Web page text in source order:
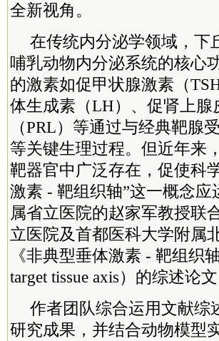
全新视角。
在传统内分泌学领域，下
哺乳动物内分泌系统的核心
的激素如促甲状腺激素（
体生成素（LH）、促肾上
（PRL）等通过与经典靶腺
等关键生理过程。但近年来
靶器官中广泛存在，促使科
激素 - 靶组织轴”这一概念
属省立医院的赵家军教授联
立医院及首都医科大学附属
《非典型垂体激素 - 靶组织
target tissue axis）的综述论文
作者团队综合运用文献综
研究成果，并结合动物模型